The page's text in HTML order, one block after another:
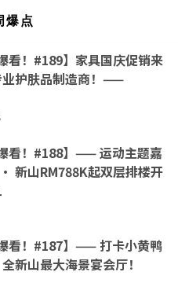
爆点
看！#189】家具国庆促销来
护肤品制造商！——
看！#188】—— 运动主题嘉
新山RM788K起双层排楼开
看！#187】—— 打卡小黄鸭
新山最大海景宴会厅！